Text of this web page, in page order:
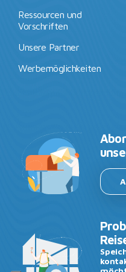
Ressourcen und
Vorschriften
Unsere Partner
Werbemöglichkeiten